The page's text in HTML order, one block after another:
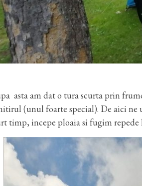
asta am dat o tura scurta prin
(unul foarte special). De aici ne
timp, incepe ploaia si fugim repede